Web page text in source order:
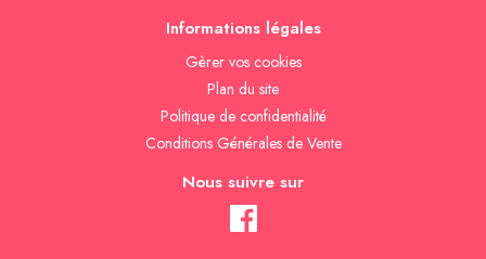
Informations légales
Gèrer vos cookies
Plan du site
Politique de confidentialité
Conditions Générales de Vente
Nous suivre sur